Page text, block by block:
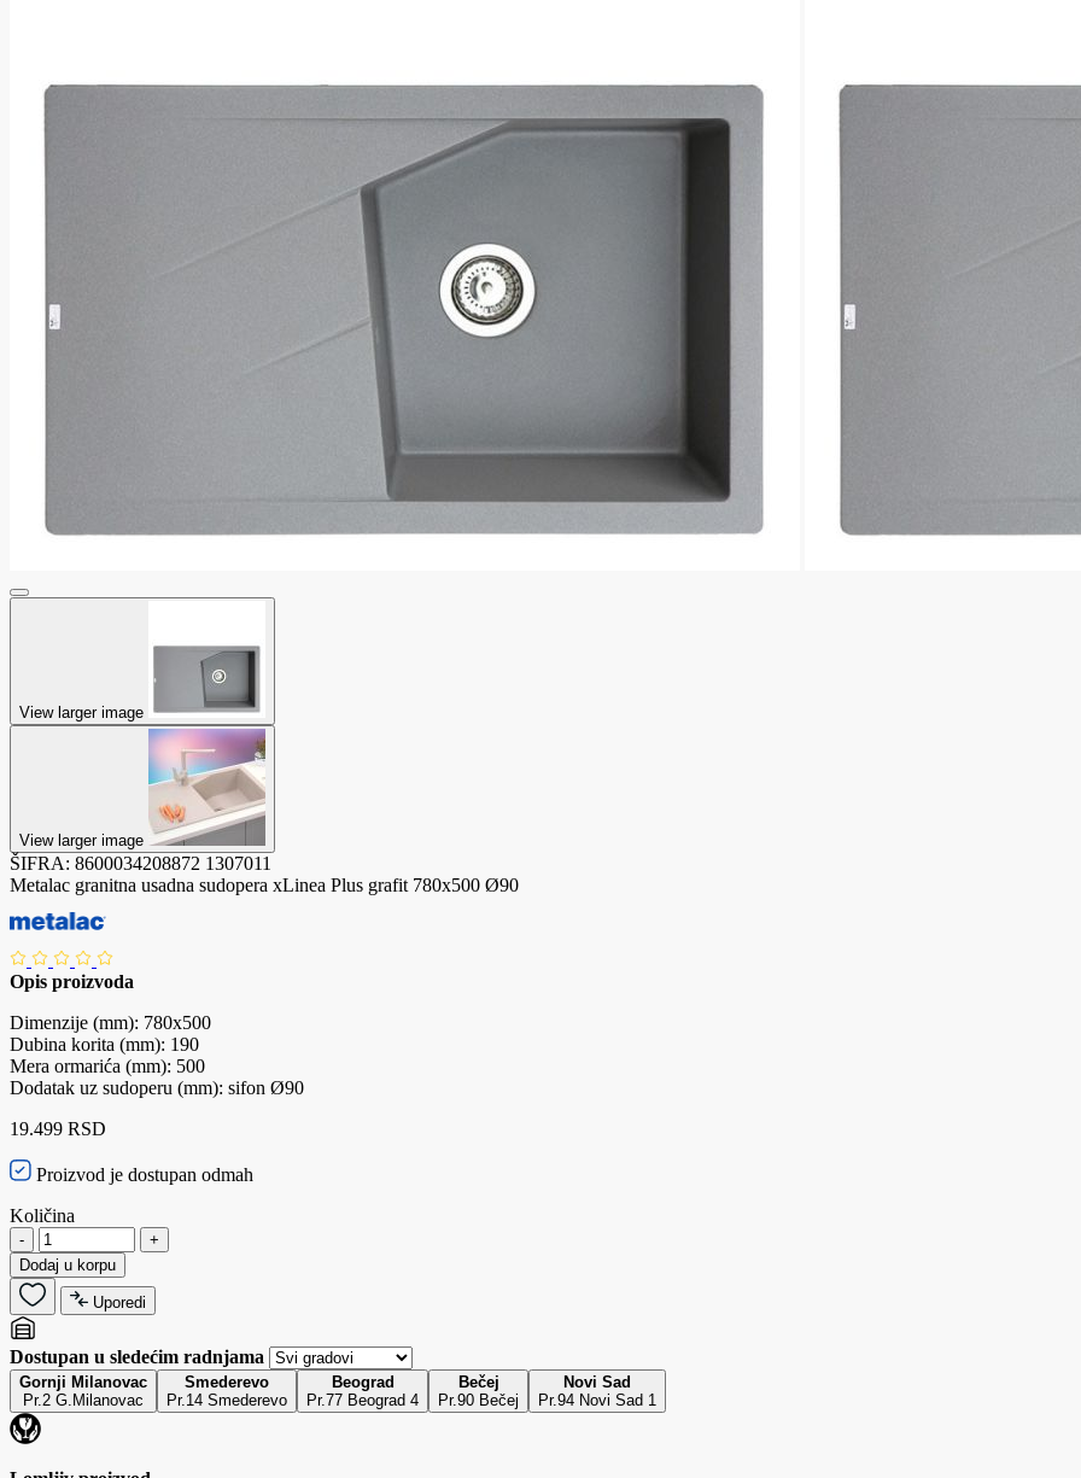
View larger image
View larger image
ŠIFRA: 8600034208872 1307011
Metalac granitna usadna sudopera xLinea Plus grafit 780x500 Ø90
Opis proizvoda
Dimenzije (mm): 780x500
Dubina korita (mm): 190
Mera ormarića (mm): 500
Dodatak uz sudoperu (mm): sifon Ø90
19.499 RSD
Proizvod je dostupan odmah
Količina
-
+
Dodaj u korpu
Uporedi
Dostupan u sledećim radnjama
Gornji Milanovac
Pr.2 G.Milanovac
Smederevo
Pr.14 Smederevo
Beograd
Pr.77 Beograd 4
Bečej
Pr.90 Bečej
Novi Sad
Pr.94 Novi Sad 1